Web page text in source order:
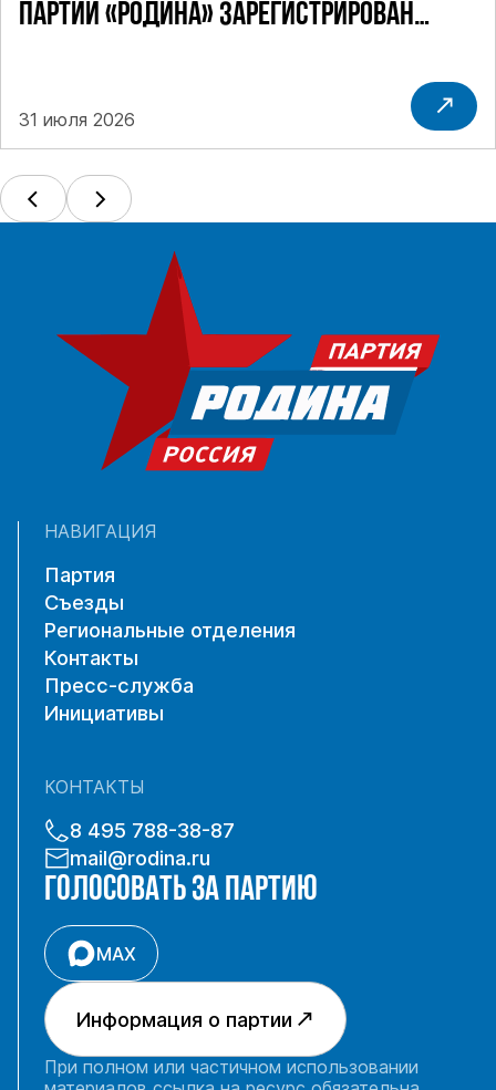
ПАРТИИ «РОДИНА» ЗАРЕГИСТРИРОВАН
31 июля 2026
НАВИГАЦИЯ
Партия
Съезды
Региональные отделения
Контакты
Пресс-служба
Инициативы
КОНТАКТЫ
8 495 788-38-87
mail@rodina.ru
ГОЛОСОВАТЬ ЗА ПАРТИЮ
MAX
Информация о партии
При полном или частичном использовании